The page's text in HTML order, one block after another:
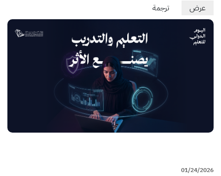
Primary
tabs
عرض
التبويب
ترجمة
01/24/2026